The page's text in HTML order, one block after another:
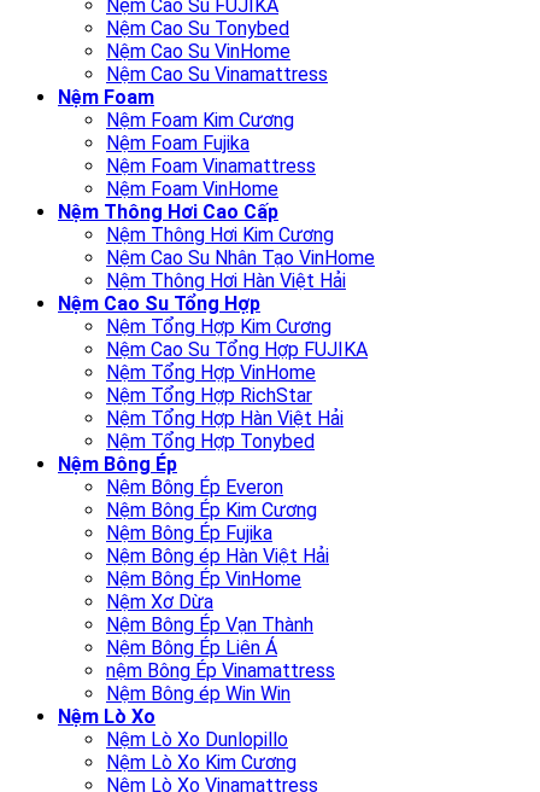
Nệm Cao Su FUJIKA
Nệm Cao Su Tonybed
Nệm Cao Su VinHome
Nệm Cao Su Vinamattress
Nệm Foam
Nệm Foam Kim Cương
Nệm Foam Fujika
Nệm Foam Vinamattress
Nệm Foam VinHome
Nệm Thông Hơi Cao Cấp
Nệm Thông Hơi Kim Cương
Nệm Cao Su Nhân Tạo VinHome
Nệm Thông Hơi Hàn Việt Hải
Nệm Cao Su Tổng Hợp
Nệm Tổng Hợp Kim Cương
Nệm Cao Su Tổng Hợp FUJIKA
Nệm Tổng Hợp VinHome
Nệm Tổng Hợp RichStar
Nệm Tổng Hợp Hàn Việt Hải
Nệm Tổng Hợp Tonybed
Nệm Bông Ép
Nệm Bông Ép Everon
Nệm Bông Ép Kim Cương
Nệm Bông Ép Fujika
Nệm Bông ép Hàn Việt Hải
Nệm Bông Ép VinHome
Nệm Xơ Dừa
Nệm Bông Ép Vạn Thành
Nệm Bông Ép Liên Á
nệm Bông Ép Vinamattress
Nệm Bông ép Win Win
Nệm Lò Xo
Nệm Lò Xo Dunlopillo
Nệm Lò Xo Kim Cương
Nệm Lò Xo Vinamattress